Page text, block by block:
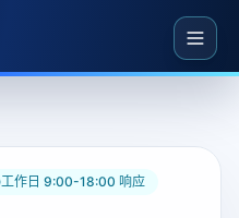
工作日 9:00-18:00 响应